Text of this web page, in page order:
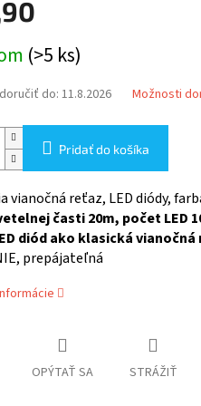
(>5 ks)
do: 11.8.2026 Možnosti
Pridať do košíka
vianočná reťaz, LED diódy,
časti 20m, počet LED
diód ako klasická vianočná
prepájateľná
OPÝTAŤ SA STRÁŽIŤ